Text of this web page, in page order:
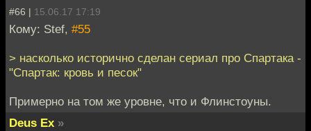
#66 | 15.06.17 17:19
Кому: Stef, #55
> насколько исторично сделан сериал про Спартака -
"Спартак: кровь и песок"
Примерно на том же уровне, что и Флинстоуны.
Deus Ex »